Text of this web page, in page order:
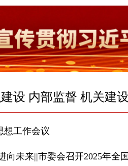
设 内部监督 机关建
想工作会议
向未来||市委会召开2025年全